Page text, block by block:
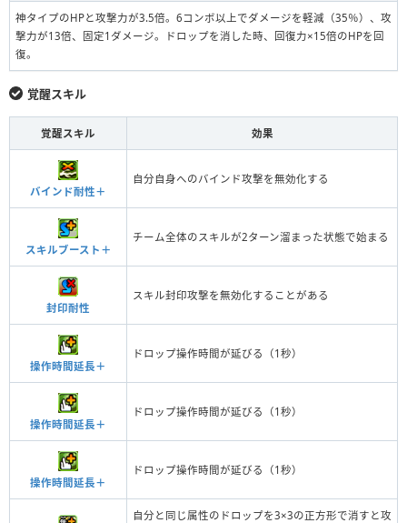
神タイプのHPと攻撃力が3.5倍。6コンボ以上でダメージを軽減（35％）、攻
撃力が13倍、固定1ダメージ。ドロップを消した時、回復力×15倍のHPを回
復。
覚醒スキル
覚醒スキル 効果
バインド耐性＋
自分自身へのバインド攻撃を無効化する
スキルブースト＋
チーム全体のスキルが2ターン溜まった状態で始まる
封印耐性
スキル封印攻撃を無効化することがある
操作時間延長＋
ドロップ操作時間が延びる（1秒）
操作時間延長＋
ドロップ操作時間が延びる（1秒）
操作時間延長＋
ドロップ操作時間が延びる（1秒）
自分と同じ属性のドロップを3×3の正方形で消すと攻